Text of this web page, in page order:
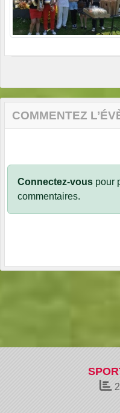
COMMENTEZ
Connectez-vous pour
commentaires.